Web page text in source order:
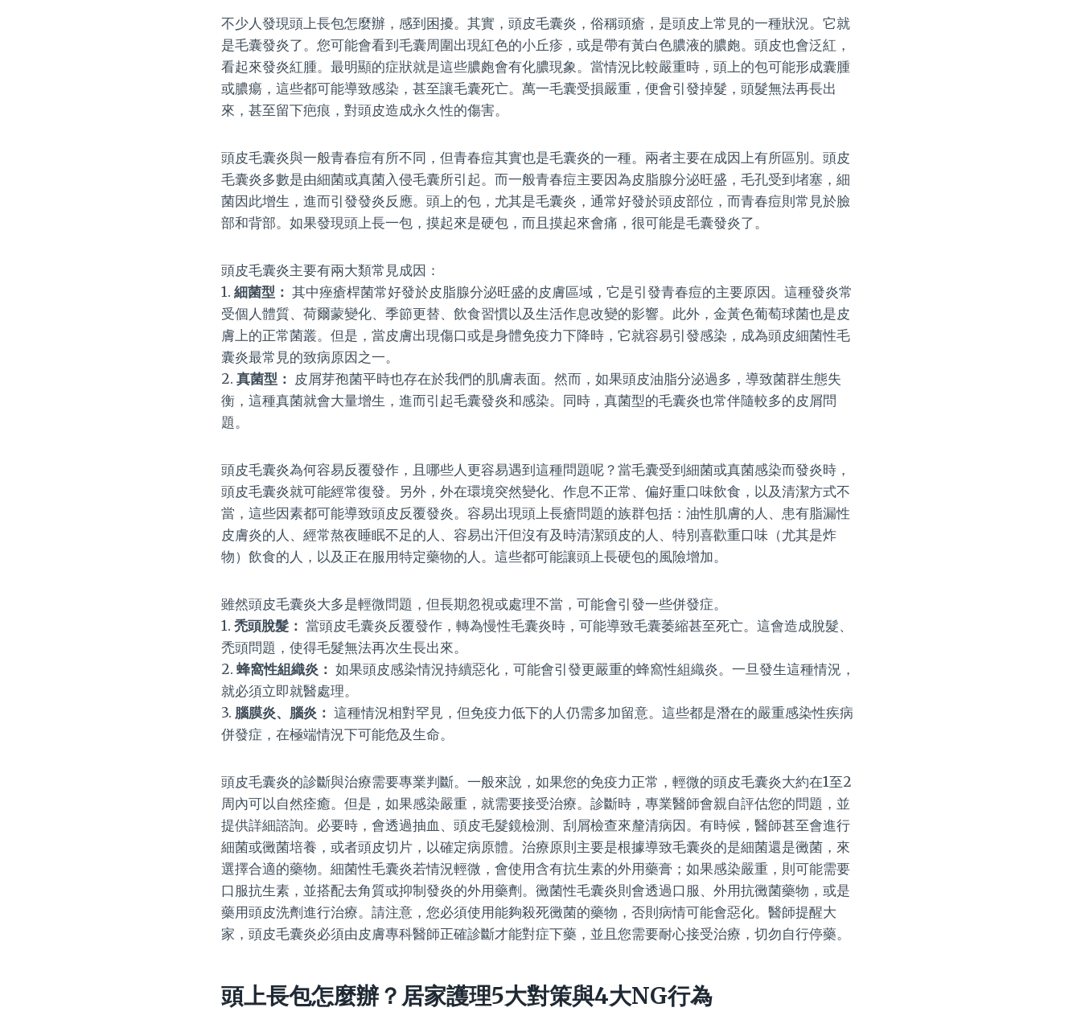
不少人發現頭上長包怎麼辦，感到困擾。其實，頭皮毛囊炎，俗稱頭瘡，是頭皮上常見的一種狀況。它就
是毛囊發炎了。您可能會看到毛囊周圍出現紅色的小丘疹，或是帶有黃白色膿液的膿皰。頭皮也會泛紅，
看起來發炎紅腫。最明顯的症狀就是這些膿皰會有化膿現象。當情況比較嚴重時，頭上的包可能形成囊腫
或膿瘍，這些都可能導致感染，甚至讓毛囊死亡。萬一毛囊受損嚴重，便會引發掉髮，頭髮無法再長出
來，甚至留下疤痕，對頭皮造成永久性的傷害。
頭皮毛囊炎與一般青春痘有所不同，但青春痘其實也是毛囊炎的一種。兩者主要在成因上有所區別。頭皮
毛囊炎多數是由細菌或真菌入侵毛囊所引起。而一般青春痘主要因為皮脂腺分泌旺盛，毛孔受到堵塞，細
菌因此增生，進而引發發炎反應。頭上的包，尤其是毛囊炎，通常好發於頭皮部位，而青春痘則常見於臉
部和背部。如果發現頭上長一包，摸起來是硬包，而且摸起來會痛，很可能是毛囊發炎了。
頭皮毛囊炎主要有兩大類常見成因：
1. 細菌型： 其中痤瘡桿菌常好發於皮脂腺分泌旺盛的皮膚區域，它是引發青春痘的主要原因。這種發炎常
受個人體質、荷爾蒙變化、季節更替、飲食習慣以及生活作息改變的影響。此外，金黃色葡萄球菌也是皮
膚上的正常菌叢。但是，當皮膚出現傷口或是身體免疫力下降時，它就容易引發感染，成為頭皮細菌性毛
囊炎最常見的致病原因之一。
2. 真菌型： 皮屑芽孢菌平時也存在於我們的肌膚表面。然而，如果頭皮油脂分泌過多，導致菌群生態失
衡，這種真菌就會大量增生，進而引起毛囊發炎和感染。同時，真菌型的毛囊炎也常伴隨較多的皮屑問
題。
頭皮毛囊炎為何容易反覆發作，且哪些人更容易遇到這種問題呢？當毛囊受到細菌或真菌感染而發炎時，
頭皮毛囊炎就可能經常復發。另外，外在環境突然變化、作息不正常、偏好重口味飲食，以及清潔方式不
當，這些因素都可能導致頭皮反覆發炎。容易出現頭上長瘡問題的族群包括：油性肌膚的人、患有脂漏性
皮膚炎的人、經常熬夜睡眠不足的人、容易出汗但沒有及時清潔頭皮的人、特別喜歡重口味（尤其是炸
物）飲食的人，以及正在服用特定藥物的人。這些都可能讓頭上長硬包的風險增加。
雖然頭皮毛囊炎大多是輕微問題，但長期忽視或處理不當，可能會引發一些併發症。
1. 禿頭脫髮： 當頭皮毛囊炎反覆發作，轉為慢性毛囊炎時，可能導致毛囊萎縮甚至死亡。這會造成脫髮、
禿頭問題，使得毛髮無法再次生長出來。
2. 蜂窩性組織炎： 如果頭皮感染情況持續惡化，可能會引發更嚴重的蜂窩性組織炎。一旦發生這種情況，
就必須立即就醫處理。
3. 腦膜炎、腦炎： 這種情況相對罕見，但免疫力低下的人仍需多加留意。這些都是潛在的嚴重感染性疾病
併發症，在極端情況下可能危及生命。
頭皮毛囊炎的診斷與治療需要專業判斷。一般來說，如果您的免疫力正常，輕微的頭皮毛囊炎大約在1至2
周內可以自然痊癒。但是，如果感染嚴重，就需要接受治療。診斷時，專業醫師會親自評估您的問題，並
提供詳細諮詢。必要時，會透過抽血、頭皮毛髮鏡檢測、刮屑檢查來釐清病因。有時候，醫師甚至會進行
細菌或黴菌培養，或者頭皮切片，以確定病原體。治療原則主要是根據導致毛囊炎的是細菌還是黴菌，來
選擇合適的藥物。細菌性毛囊炎若情況輕微，會使用含有抗生素的外用藥膏；如果感染嚴重，則可能需要
口服抗生素，並搭配去角質或抑制發炎的外用藥劑。黴菌性毛囊炎則會透過口服、外用抗黴菌藥物，或是
藥用頭皮洗劑進行治療。請注意，您必須使用能夠殺死黴菌的藥物，否則病情可能會惡化。醫師提醒大
家，頭皮毛囊炎必須由皮膚專科醫師正確診斷才能對症下藥，並且您需要耐心接受治療，切勿自行停藥。
頭上長包怎麼辦？居家護理5大對策與4大NG行為